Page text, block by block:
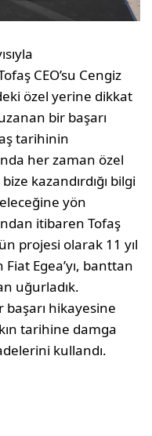
CEO’su Cengiz
özel yerine dikkat
bir başarı
tarihinin
her zaman özel
kazandırdığı bilgi
yön
itibaren Tofaş
projesi olarak 11 yıl
Egea’yı, banttan
uğurladık.
başarı hikayesine
tarihine damga
kullandı.